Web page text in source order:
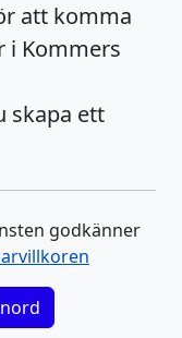
att komma
i Kommers
skapa ett
godkänner